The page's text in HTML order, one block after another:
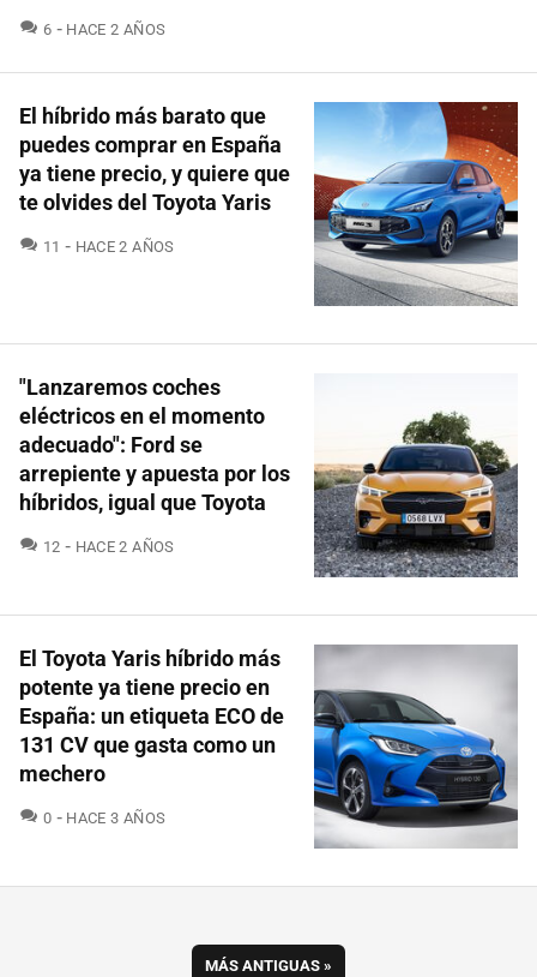
6 COMENTARIOS
HACE 2 AÑOS
El híbrido más barato que
puedes comprar en España
ya tiene precio, y quiere que
te olvides del Toyota Yaris
11 COMENTARIOS
HACE 2 AÑOS
"Lanzaremos coches
eléctricos en el momento
adecuado": Ford se
arrepiente y apuesta por los
híbridos, igual que Toyota
12 COMENTARIOS
HACE 2 AÑOS
El Toyota Yaris híbrido más
potente ya tiene precio en
España: un etiqueta ECO de
131 CV que gasta como un
mechero
0 COMENTARIOS
HACE 3 AÑOS
MÁS ANTIGUAS »